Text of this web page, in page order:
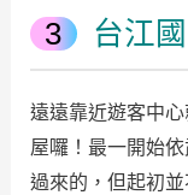
台江
遠遠靠近遊客中
屋囉！最一開始
過來的，但起初